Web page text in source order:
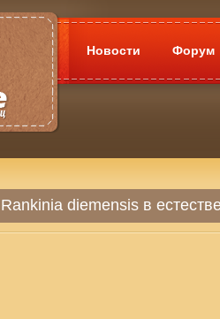
Новости Форум
Rankinia diemensis в